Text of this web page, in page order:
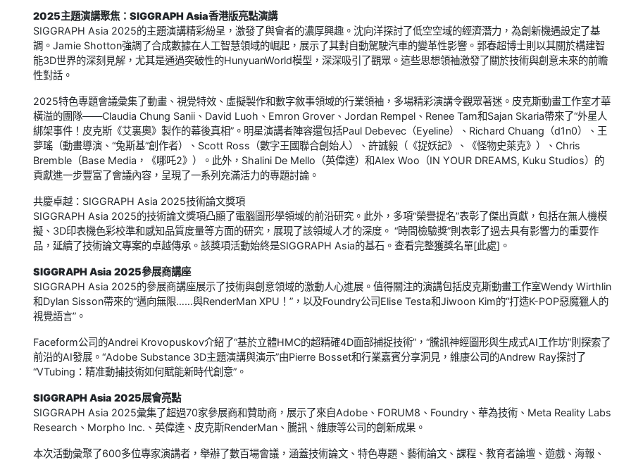
2025主題演講聚焦：SIGGRAPH Asia香港版亮點演講
SIGGRAPH Asia 2025的主題演講精彩紛呈，激發了與會者的濃厚興趣。沈向洋探討了低空空域的經濟潛力，為創新機遇設定了基
調。Jamie Shotton強調了合成數據在人工智慧領域的崛起，展示了其對自動駕駛汽車的變革性影響。郭春超博士則以其關於構建智
能3D世界的深刻見解，尤其是通過突破性的HunyuanWorld模型，深深吸引了觀眾。這些思想領袖激發了關於技術與創意未來的前瞻
性對話。
2025特色專題會議彙集了動畫、視覺特效、虛擬製作和數字敘事領域的行業領袖，多場精彩演講令觀眾著迷。皮克斯動畫工作室才華
橫溢的團隊——Claudia Chung Sanii、David Luoh、Emron Grover、Jordan Rempel、Renee Tam和Sajan Skaria帶來了“外星人
綁架事件！皮克斯《艾裏奧》製作的幕後真相”。明星演講者陣容還包括Paul Debevec（Eyeline）、Richard Chuang（d1n0）、王
夢瑤（動畫導演、“兔斯基”創作者）、Scott Ross（數字王國聯合創始人）、許誠毅（《捉妖記》、《怪物史萊克》）、Chris
Bremble（Base Media，《哪吒2》）。此外，Shalini De Mello（英偉達）和Alex Woo（IN YOUR DREAMS, Kuku Studios）的
貢獻進一步豐富了會議內容，呈現了一系列充滿活力的專題討論。
共慶卓越：SIGGRAPH Asia 2025技術論文獎項
SIGGRAPH Asia 2025的技術論文獎項凸顯了電腦圖形學領域的前沿研究。此外，多項“榮譽提名”表彰了傑出貢獻，包括在無人機模
擬、3D印表機色彩校準和感知品質度量等方面的研究，展現了該領域人才的深度。 “時間檢驗獎”則表彰了過去具有影響力的重要作
品，延續了技術論文專案的卓越傳承。該獎項活動始終是SIGGRAPH Asia的基石。查看完整獲獎名單[此處]。
SIGGRAPH Asia 2025參展商講座
SIGGRAPH Asia 2025的參展商講座展示了技術與創意領域的激動人心進展。值得關注的演講包括皮克斯動畫工作室Wendy Wirthlin
和Dylan Sisson帶來的“邁向無限……與RenderMan XPU！”，以及Foundry公司Elise Testa和Jiwoon Kim的“打造K-POP惡魔獵人的
視覺語言”。
Faceform公司的Andrei Krovopuskov介紹了“基於立體HMC的超精確4D面部捕捉技術”，“騰訊神經圖形與生成式AI工作坊”則探索了
前沿的AI發展。“Adobe Substance 3D主題演講與演示”由Pierre Bosset和行業嘉賓分享洞見，維康公司的Andrew Ray探討了
“VTubing：精准動捕技術如何賦能新時代創意”。
SIGGRAPH Asia 2025展會亮點
SIGGRAPH Asia 2025彙集了超過70家參展商和贊助商，展示了來自Adobe、FORUM8、Foundry、華為技術、Meta Reality Labs
Research、Morpho Inc.、英偉達、皮克斯RenderMan、騰訊、維康等公司的創新成果。
本次活動彙聚了600多位專家演講者，舉辦了數百場會議，涵蓋技術論文、特色專題、藝術論文、課程、教育者論壇、遊戲、海報、